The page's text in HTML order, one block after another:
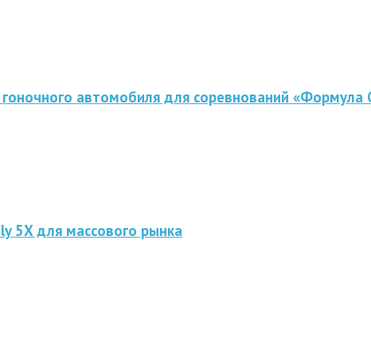
автомобиля для соревнований «Формула
5X для массового рынка